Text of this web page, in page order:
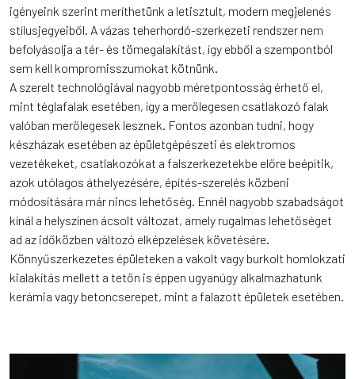
igényeink szerint meríthetünk a letisztult, modern megjelenés
stílusjegyeiből. A vázas teherhordó-szerkezeti rendszer nem
befolyásolja a tér- és tömegalakítást, így ebből a szempontból
sem kell kompromisszumokat kötnünk.
A szerelt technológiával nagyobb méretpontosság érhető el,
mint téglafalak esetében, így a merőlegesen csatlakozó falak
valóban merőlegesek lesznek. Fontos azonban tudni, hogy
készházak esetében az épületgépészeti és elektromos
vezetékeket, csatlakozókat a falszerkezetekbe előre beépítik,
azok utólagos áthelyezésére, építés-szerelés közbeni
módosítására már nincs lehetőség. Ennél nagyobb szabadságot
kínál a helyszínen ácsolt változat, amely rugalmas lehetőséget
ad az időközben változó elképzelések követésére.
Könnyűszerkezetes épületeken a vakolt vagy burkolt homlokzati
kialakítás mellett a tetőn is éppen ugyanúgy alkalmazhatunk
kerámia vagy betoncserepet, mint a falazott épületek esetében.